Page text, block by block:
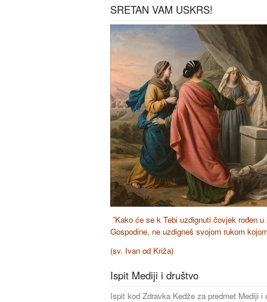
SRETAN VAM USKRS!
”Kako će se k Tebi uzdignuti čovjek rođen
Gospodine, ne uzdigneš svojom rukom
(sv. Ivan od Križa)
Ispit Mediji i društvo
Ispit kod Zdravka Kedže za predmet Mediji i